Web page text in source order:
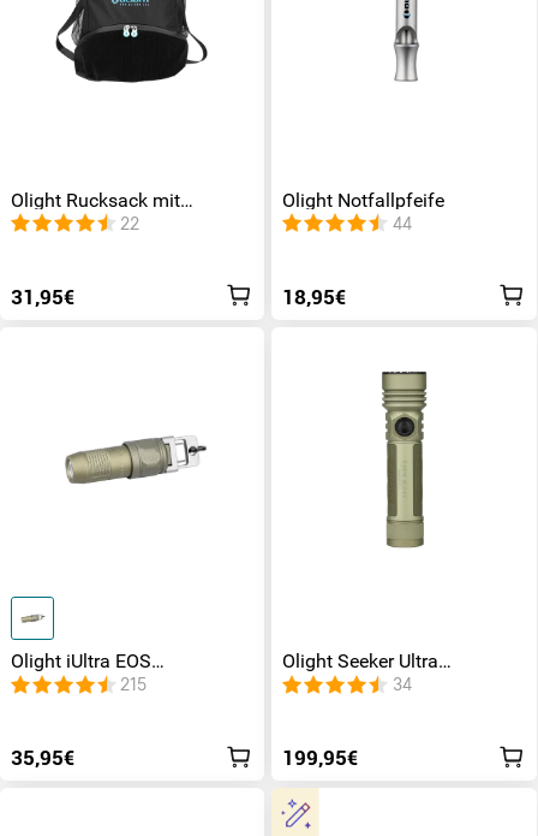
Olight Rucksack mit
Kordelzug
22
31,95€
Olight Notfallpfeife
44
18,95€
Olight iUltra EOS
wiederaufladbare
Taschenlampe mit
215
35,95€
Olight Seeker Ultra
Taschenlampe mit 4800
Lumen & 265 Meter
34
199,95€